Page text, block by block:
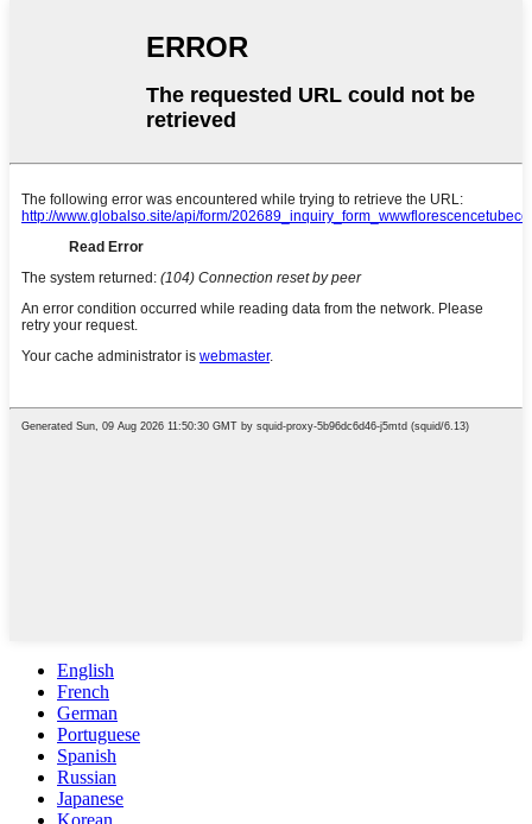
English
French
German
Portuguese
Spanish
Russian
Japanese
Korean